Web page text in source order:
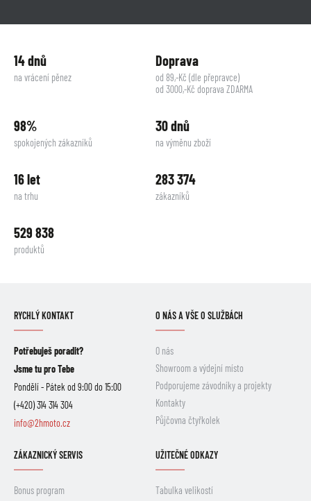
14 dnů
na vrácení pěnez
Doprava
od 89,-Kč (dle přepravce)
od 3000,-Kč doprava ZDARMA
98%
spokojených zákazníků
30 dnů
na výměnu zboží
16 let
na trhu
283 374
zákazníků
529 838
produktů
RYCHLÝ KONTAKT
Potřebuješ poradit?
Jsme tu pro Tebe
Pondělí - Pátek od 9:00 do 15:00
(+420) 314 314 304
info@2hmoto.cz
O NÁS A VŠE O SLUŽBÁCH
O nás
Showroom a výdejní místo
Podporujeme závodníky a projekty
Kontakty
Půjčovna čtyřkolek
ZÁKAZNICKÝ SERVIS
Bonus program
UŽITEČNÉ ODKAZY
Tabulka velikostí